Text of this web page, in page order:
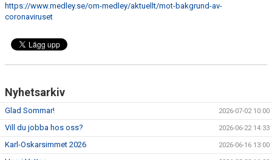
https://www.medley.se/om-medley/aktuellt/mot-bakgrund-av-
coronaviruset
Nyhetsarkiv
Glad Sommar! 2026-07-02 10:00
Vill du jobba hos oss? 2026-06-22 14:33
Karl-Oskarsimmet 2026 2026-06-16 13:00